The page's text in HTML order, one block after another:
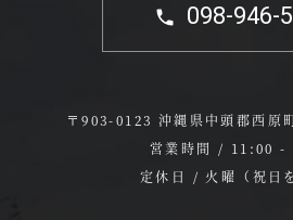
098-946-
〒903-0123 沖縄県中頭郡西原
営業時間 / 11:00 -
定休日 / 火曜（祝日